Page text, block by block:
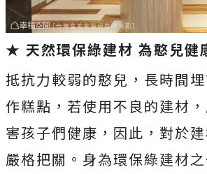
★ 天然環保綠建材 為憨兒健
抵抗力較弱的憨兒，長時間
作糕點，若使用不良的建材
害孩子們健康，因此，對於
嚴格把關。身為環保綠建材之